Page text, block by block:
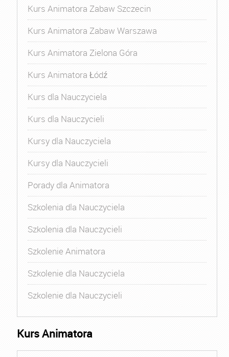
Kurs Animatora Zabaw Szczecin
Kurs Animatora Zabaw Warszawa
Kurs Animatora Zielona Góra
Kurs Animatora Łódź
Kurs dla Nauczyciela
Kurs dla Nauczycieli
Kursy dla Nauczyciela
Kursy dla Nauczycieli
Porady dla Animatora
Szkolenia dla Nauczyciela
Szkolenia dla Nauczycieli
Szkolenie Animatora
Szkolenie dla Nauczyciela
Szkolenie dla Nauczycieli
Kurs Animatora